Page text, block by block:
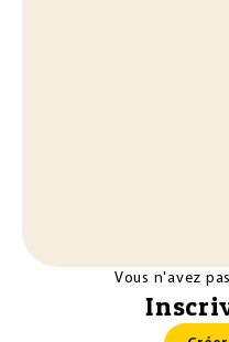
Vous n'avez